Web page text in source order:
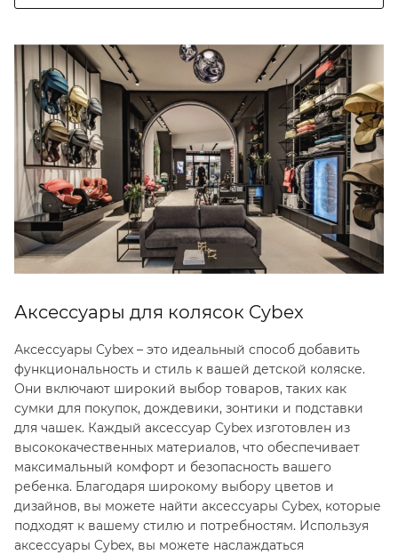
Аксессуары для колясок Cybex
Аксессуары Cybex – это идеальный способ добавить
функциональность и стиль к вашей детской коляске.
Они включают широкий выбор товаров, таких как
сумки для покупок, дождевики, зонтики и подставки
для чашек. Каждый аксессуар Cybex изготовлен из
высококачественных материалов, что обеспечивает
максимальный комфорт и безопасность вашего
ребенка. Благодаря широкому выбору цветов и
дизайнов, вы можете найти аксессуары Cybex, которые
подходят к вашему стилю и потребностям. Используя
аксессуары Cybex, вы можете наслаждаться